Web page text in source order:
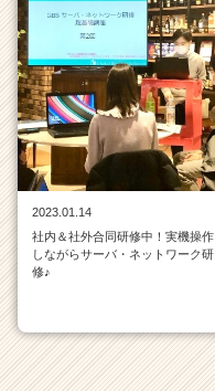
2023.01.14
社内＆社外合同研修中！実機操作
しながらサーバ・ネットワーク研
修♪